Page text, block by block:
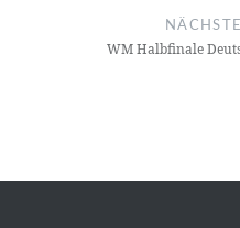
WM Halbfinale